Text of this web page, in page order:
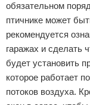
обязательном
птичнике может
рекомендуется
гаражах и сделать
будет установить
которое работает
потоков воздуха.